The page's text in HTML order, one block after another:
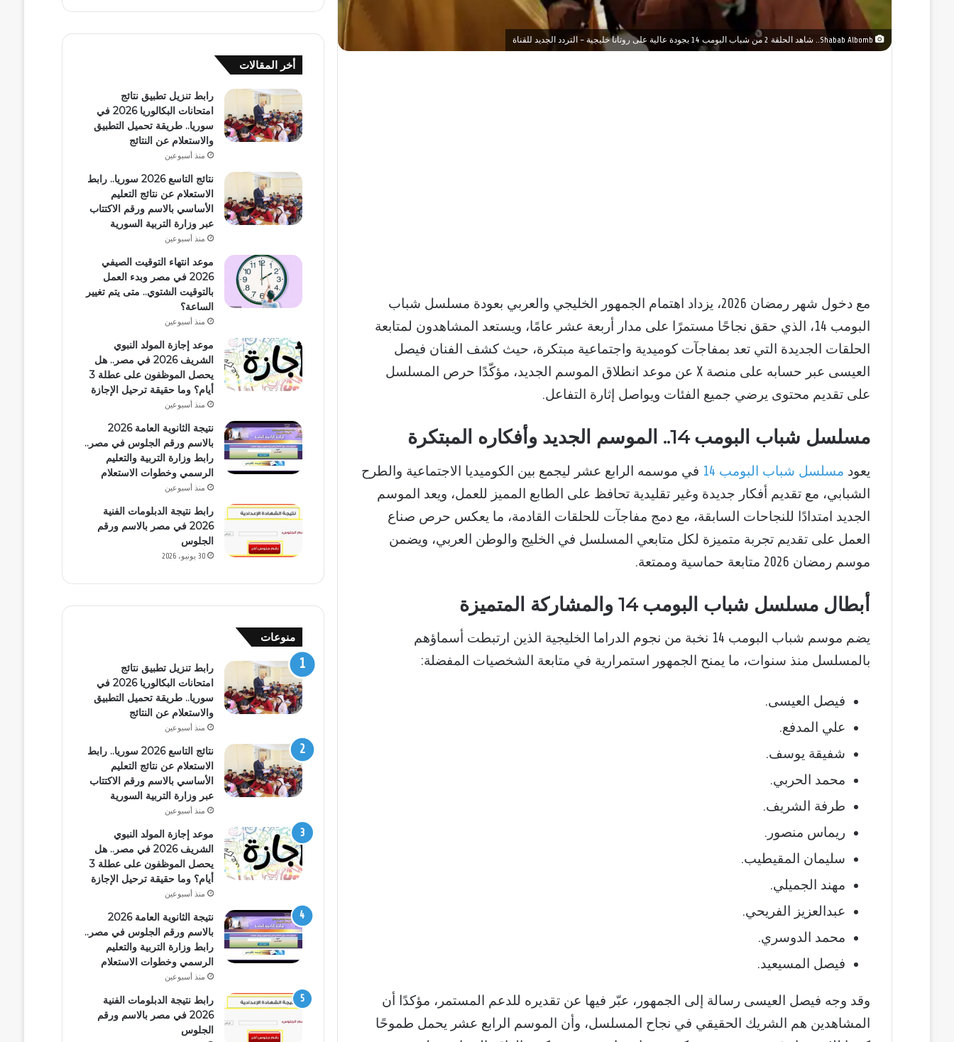
Shabab Albomb.. شاهد الحلقة 2 من شباب البومب 14 بجودة عالية على روتانا خليجية – التردد الجديد للقناة
مع دخول شهر رمضان 2026، يزداد اهتمام الجمهور الخليجي والعربي بعودة مسلسل شباب
البومب 14، الذي حقق نجاحًا مستمرًا على مدار أربعة عشر عامًا، ويستعد المشاهدون لمتابعة
الحلقات الجديدة التي تعد بمفاجآت كوميدية واجتماعية مبتكرة، حيث كشف الفنان فيصل
العيسى عبر حسابه على منصة X عن موعد انطلاق الموسم الجديد، مؤكّدًا حرص المسلسل
على تقديم محتوى يرضي جميع الفئات ويواصل إثارة التفاعل.
مسلسل شباب البومب 14.. الموسم الجديد وأفكاره المبتكرة
يعود مسلسل شباب البومب 14
في موسمه الرابع عشر ليجمع بين الكوميديا الاجتماعية والطرح
الشبابي، مع تقديم أفكار جديدة وغير تقليدية تحافظ على الطابع المميز للعمل، ويعد الموسم
الجديد امتدادًا للنجاحات السابقة، مع دمج مفاجآت للحلقات القادمة، ما يعكس حرص صناع
العمل على تقديم تجربة متميزة لكل متابعي المسلسل في الخليج والوطن العربي، ويضمن
موسم رمضان 2026 متابعة حماسية وممتعة.
أبطال مسلسل شباب البومب 14 والمشاركة المتميزة
يضم موسم شباب البومب 14 نخبة من نجوم الدراما الخليجية الذين ارتبطت أسماؤهم
بالمسلسل منذ سنوات، ما يمنح الجمهور استمرارية في متابعة الشخصيات المفضلة:
فيصل العيسى.
علي المدفع.
شفيقة يوسف.
محمد الحربي.
طرفة الشريف.
ريماس منصور.
سليمان المقيطيب.
مهند الجميلي.
عبدالعزيز الفريحي.
محمد الدوسري.
فيصل المسيعيد.
وقد وجه فيصل العيسى رسالة إلى الجمهور، عبّر فيها عن تقديره للدعم المستمر، مؤكدًا أن
المشاهدين هم الشريك الحقيقي في نجاح المسلسل، وأن الموسم الرابع عشر يحمل طموحًا
أخر المقالات
رابط تنزيل تطبيق نتائج
امتحانات البكالوريا 2026 في
سوريا.. طريقة تحميل التطبيق
والاستعلام عن النتائج
منذ أسبوعين
نتائج التاسع 2026 سوريا.. رابط
الاستعلام عن نتائج التعليم
الأساسي بالاسم ورقم الاكتتاب
عبر وزارة التربية السورية
منذ أسبوعين
موعد انتهاء التوقيت الصيفي
2026 في مصر وبدء العمل
بالتوقيت الشتوي.. متى يتم تغيير
الساعة؟
منذ أسبوعين
موعد إجازة المولد النبوي
الشريف 2026 في مصر.. هل
يحصل الموظفون على عطلة 3
أيام؟ وما حقيقة ترحيل الإجازة
منذ أسبوعين
نتيجة الثانوية العامة 2026
بالاسم ورقم الجلوس في مصر..
رابط وزارة التربية والتعليم
الرسمي وخطوات الاستعلام
منذ أسبوعين
رابط نتيجة الدبلومات الفنية
2026 في مصر بالاسم ورقم
الجلوس
30 يونيو، 2026
منوعات
رابط تنزيل تطبيق نتائج
امتحانات البكالوريا 2026 في
سوريا.. طريقة تحميل التطبيق
والاستعلام عن النتائج
منذ أسبوعين
نتائج التاسع 2026 سوريا.. رابط
الاستعلام عن نتائج التعليم
الأساسي بالاسم ورقم الاكتتاب
عبر وزارة التربية السورية
منذ أسبوعين
موعد إجازة المولد النبوي
الشريف 2026 في مصر.. هل
يحصل الموظفون على عطلة 3
أيام؟ وما حقيقة ترحيل الإجازة
منذ أسبوعين
نتيجة الثانوية العامة 2026
بالاسم ورقم الجلوس في مصر..
رابط وزارة التربية والتعليم
الرسمي وخطوات الاستعلام
منذ أسبوعين
رابط نتيجة الدبلومات الفنية
2026 في مصر بالاسم ورقم
الجلوس